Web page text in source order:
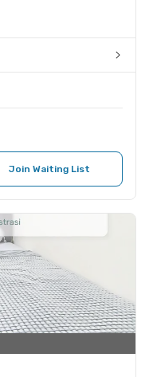
Join Waiting List